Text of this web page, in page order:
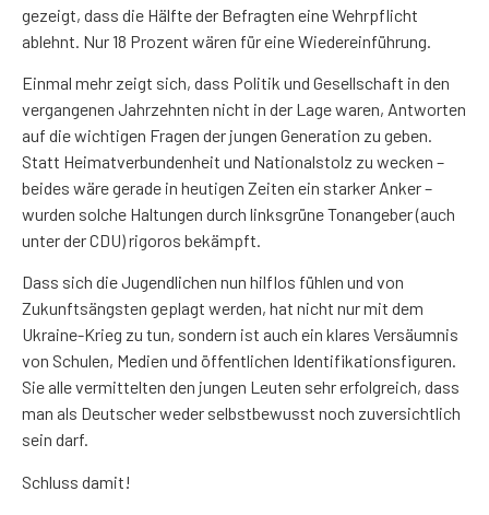
gezeigt, dass die Hälfte der Befragten eine Wehrpflicht
ablehnt. Nur 18 Prozent wären für eine Wiedereinführung.
Einmal mehr zeigt sich, dass Politik und Gesellschaft in den
vergangenen Jahrzehnten nicht in der Lage waren, Antworten
auf die wichtigen Fragen der jungen Generation zu geben.
Statt Heimatverbundenheit und Nationalstolz zu wecken –
beides wäre gerade in heutigen Zeiten ein starker Anker –
wurden solche Haltungen durch linksgrüne Tonangeber (auch
unter der CDU) rigoros bekämpft.
Dass sich die Jugendlichen nun hilflos fühlen und von
Zukunftsängsten geplagt werden, hat nicht nur mit dem
Ukraine-Krieg zu tun, sondern ist auch ein klares Versäumnis
von Schulen, Medien und öffentlichen Identifikationsfiguren.
Sie alle vermittelten den jungen Leuten sehr erfolgreich, dass
man als Deutscher weder selbstbewusst noch zuversichtlich
sein darf.
Schluss damit!